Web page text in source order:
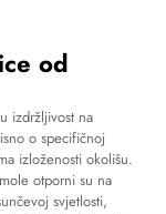
od
izdržljivost na
o specifičnoj
izloženosti okolišu.
otporni su na
svjetlosti,